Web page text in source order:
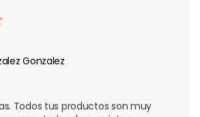
Gonzalez
Todos tus productos son muy